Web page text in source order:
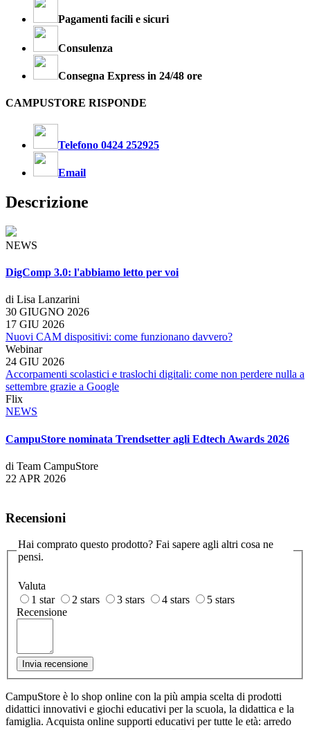
Pagamenti facili e sicuri
Consulenza
Consegna Express in 24/48 ore
CAMPUSTORE RISPONDE
Telefono 0424 252925
Email
Descrizione
NEWS
DigComp 3.0: l'abbiamo letto per voi
di Lisa Lanzarini
30 GIUGNO 2026
17 GIU 2026
Nuovi CAM dispositivi: come funzionano davvero?
Webinar
24 GIU 2026
Accorpamenti scolastici e traslochi digitali: come non perdere nulla a
settembre grazie a Google
Flix
NEWS
CampuStore nominata Trendsetter agli Edtech Awards 2026
di Team CampuStore
22 APR 2026
Recensioni
Hai comprato questo prodotto? Fai sapere agli altri cosa ne
pensi.
Valuta
1 star
2 stars 3 stars 4 stars
5 stars
Recensione
Invia recensione
CampuStore è lo shop online con la più ampia scelta di prodotti
didattici innovativi e giochi educativi per la scuola, la didattica e la
famiglia. Acquista online supporti educativi per tutte le età: arredo